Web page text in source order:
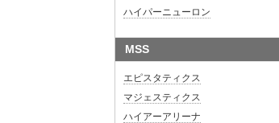
ハイパーニューロン
MSS
エピスタティクス
マジェスティクス
ハイアーアリーナ